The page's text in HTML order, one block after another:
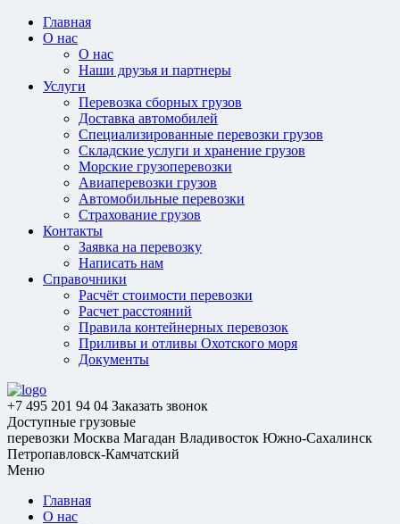
Главная
О нас
О нас
Наши друзья и партнеры
Услуги
Перевозка сборных грузов
Доставка автомобилей
Специализированные перевозки грузов
Складские услуги и хранение грузов
Морские грузоперевозки
Авиаперевозки грузов
Автомобильные перевозки
Страхование грузов
Контакты
Заявка на перевозку
Написать нам
Справочники
Расчёт стоимости перевозки
Расчет расстояний
Правила контейнерных перевозок
Приливы и отливы Охотского моря
Документы
+7 495 201 94 04 Заказать звонок
Доступные грузовые
перевозки Москва Магадан Владивосток Южно-Сахалинск
Петропавловск-Камчатский
Меню
Главная
О нас